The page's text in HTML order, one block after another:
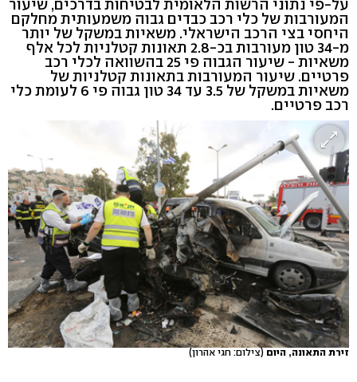
על-פי נתוני הרשות הלאומית לבטיחות בדרכים, שיעור
המעורבות של כלי רכב כבדים גבוה משמעותית מחלקם
היחסי בצי הרכב הישראלי. משאיות במשקל של יותר
מ-34 טון מעורבות בכ-2.8 תאונות קטלניות לכל אלף
משאיות - שיעור הגבוה פי 25 בהשוואה לכלי רכב
פרטיים. שיעור המעורבות בתאונות קטלניות של
משאיות במשקל של 3.5 עד 34 טון גבוה פי 6 לעומת כלי
רכב פרטיים.
זירת התאונה, היום (צילום: חגי אהרון)